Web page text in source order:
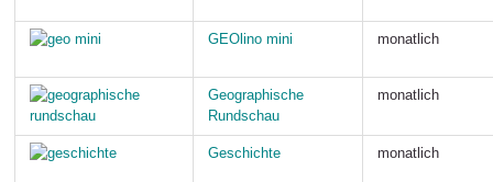
GEOlino mini monatlich
Geographische
Rundschau
monatlich
Geschichte monatlich